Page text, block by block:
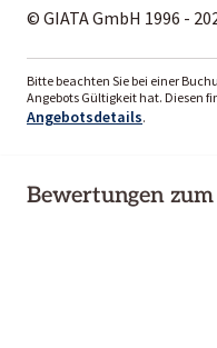
© GIATA GmbH 1996 -
Bitte beachten Sie bei einer
Angebots Gültigkeit hat. Diesen
Angebotsdetails.
Bewertungen